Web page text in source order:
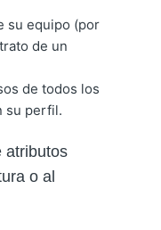
su equipo (por
de un
de todos los
su perfil.
atributos
o al